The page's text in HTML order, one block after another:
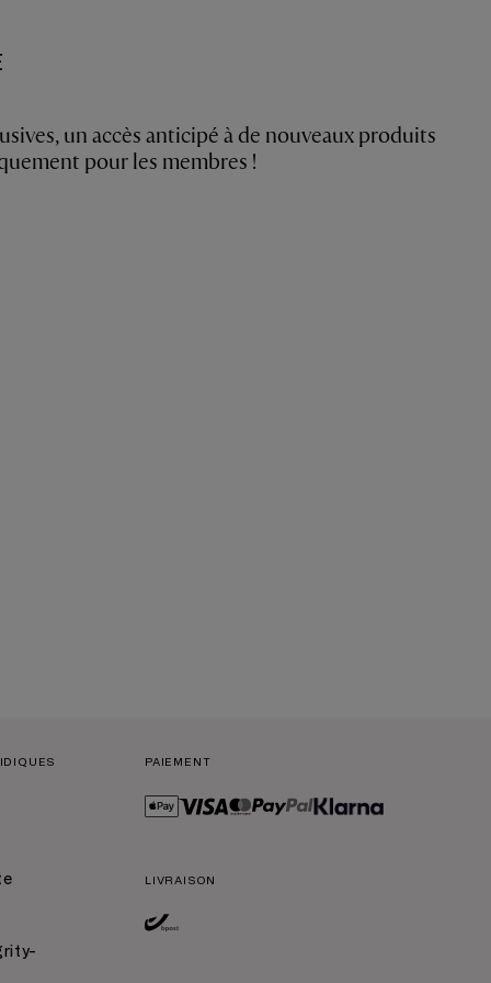
un accès anticipé à de nouveaux produits
pour les membres !
PAIEMENT
LIVRAISON